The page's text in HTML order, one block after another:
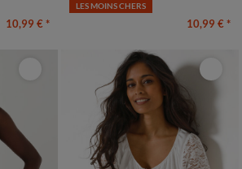
10,99 € *
LES MOINS CHERS
10,99 € *